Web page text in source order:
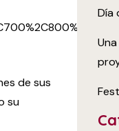
de sus
su
Día